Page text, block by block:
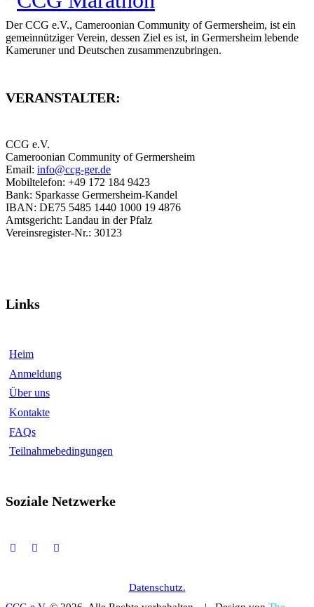
Der CCG e.V., Cameroonian Community of Germersheim, ist ein
gemeinnütziger Verein, dessen Ziel es ist, in Germersheim lebende
Kameruner und Deutschen zusammenzubringen.
VERANSTALTER:
CCG e.V.
Cameroonian Community of Germersheim
Email: info@ccg-ger.de
Mobiltelefon: +49 172 184 9423
Bank: Sparkasse Germersheim-Kandel
IBAN: DE75 5485 1440 1000 19 4876
Amtsgericht: Landau in der Pfalz
Vereinsregister-Nr.: 30123
Links
Heim
Anmeldung
Über uns
Kontakte
FAQs
Teilnahmebedingungen
Soziale Netzwerke
Datenschutz.